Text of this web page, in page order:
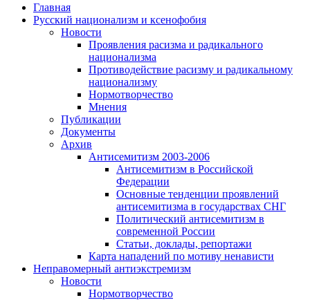
Главная
Русский национализм и ксенофобия
Новости
Проявления расизма и радикального
национализма
Противодействие расизму и радикальному
национализму
Нормотворчество
Мнения
Публикации
Документы
Архив
Антисемитизм 2003-2006
Антисемитизм в Российской
Федерации
Основные тенденции проявлений
антисемитизма в государствах СНГ
Политический антисемитизм в
современной России
Статьи, доклады, репортажи
Карта нападений по мотиву ненависти
Неправомерный антиэкстремизм
Новости
Нормотворчество